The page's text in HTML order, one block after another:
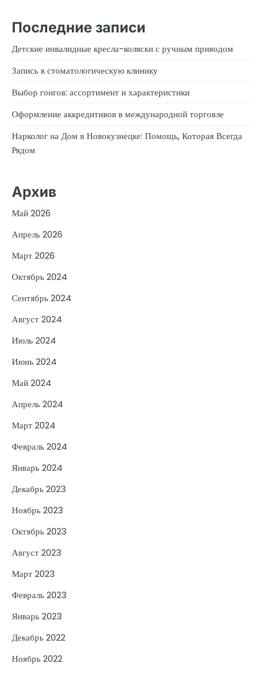
Последние записи
Детские инвалидные кресла-коляски с ручным приводом
Запись в стоматологическую клинику
Выбор гонгов: ассортимент и характеристики
Оформление аккредитивов в международной торговле
Нарколог на Дом в Новокузнецке: Помощь, Которая Всегда
Рядом
Архив
Май 2026
Апрель 2026
Март 2026
Октябрь 2024
Сентябрь 2024
Август 2024
Июль 2024
Июнь 2024
Май 2024
Апрель 2024
Март 2024
Февраль 2024
Январь 2024
Декабрь 2023
Ноябрь 2023
Октябрь 2023
Август 2023
Март 2023
Февраль 2023
Январь 2023
Декабрь 2022
Ноябрь 2022